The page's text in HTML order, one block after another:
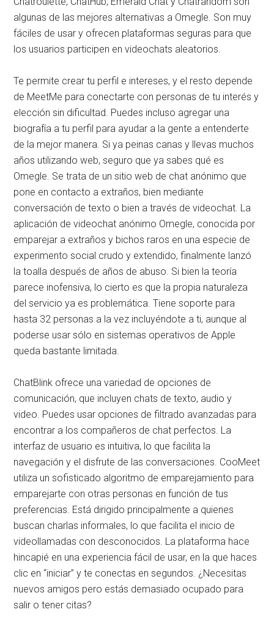
algunas de las mejores alternativas a Omegle. Son muy
fáciles de usar y ofrecen plataformas seguras para que
los usuarios participen en videochats aleatorios.
Te permite crear tu perfil e intereses, y el resto depende
de MeetMe para conectarte con personas de tu interés y
elección sin dificultad. Puedes incluso agregar una
biografía a tu perfil para ayudar a la gente a entenderte
de la mejor manera. Si ya peinas canas y llevas muchos
años utilizando web, seguro que ya sabes qué es
Omegle. Se trata de un sitio web de chat anónimo que
pone en contacto a extraños, bien mediante
conversación de texto o bien a través de videochat. La
aplicación de videochat anónimo Omegle, conocida por
emparejar a extraños y bichos raros en una especie de
experimento social crudo y extendido, finalmente lanzó
la toalla después de años de abuso. Si bien la teoría
parece inofensiva, lo cierto es que la propia naturaleza
del servicio ya es problemática. Tiene soporte para
hasta 32 personas a la vez incluyéndote a ti, aunque al
poderse usar sólo en sistemas operativos de Apple
queda bastante limitada.
ChatBlink ofrece una variedad de opciones de
comunicación, que incluyen chats de texto, audio y
video. Puedes usar opciones de filtrado avanzadas para
encontrar a los compañeros de chat perfectos. La
interfaz de usuario es intuitiva, lo que facilita la
navegación y el disfrute de las conversaciones. CooMeet
utiliza un sofisticado algoritmo de emparejamiento para
emparejarte con otras personas en función de tus
preferencias. Está dirigido principalmente a quienes
buscan charlas informales, lo que facilita el inicio de
videollamadas con desconocidos. La plataforma hace
hincapié en una experiencia fácil de usar, en la que haces
clic en “iniciar” y te conectas en segundos. ¿Necesitas
nuevos amigos pero estás demasiado ocupado para
salir o tener citas?